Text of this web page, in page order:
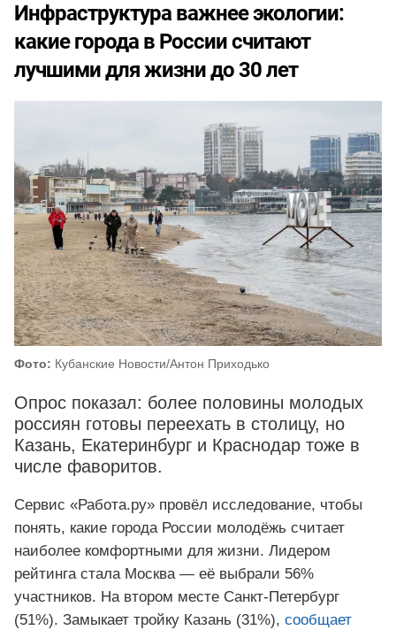
Инфраструктура важнее экологии:
какие города в России считают
лучшими для жизни до 30 лет
Фото: Кубанские Новости/Антон Приходько
Опрос показал: более половины молодых
россиян готовы переехать в столицу, но
Казань, Екатеринбург и Краснодар тоже в
числе фаворитов.
Сервис «Работа.ру» провёл исследование, чтобы
понять, какие города России молодёжь считает
наиболее комфортными для жизни. Лидером
рейтинга стала Москва — её выбрали 56%
участников. На втором месте Санкт-Петербург
(51%). Замыкает тройку Казань (31%), сообщает